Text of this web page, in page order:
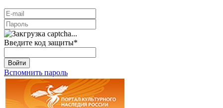
Введите код защиты*
Войти
Вспомнить пароль